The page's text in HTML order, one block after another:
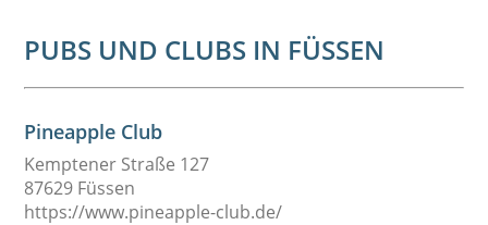
PUBS UND CLUBS IN FÜSSEN
Pineapple Club
Kemptener Straße 127
87629 Füssen
https://www.pineapple-club.de/